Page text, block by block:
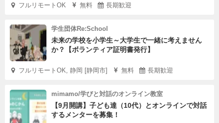
フルリモートOK 無料 長期歓迎
学生団体Re:School
未来の学校を小学生～大学生で一緒に考えません
か？【ボランティア証明書発行】
フルリモートOK, 静岡 [静岡市] 無料 長期歓迎
mimamo/学びと対話のオンライン教室
【9月開講】子ども達（10代）とオンラインで対話
するメンターを募集！